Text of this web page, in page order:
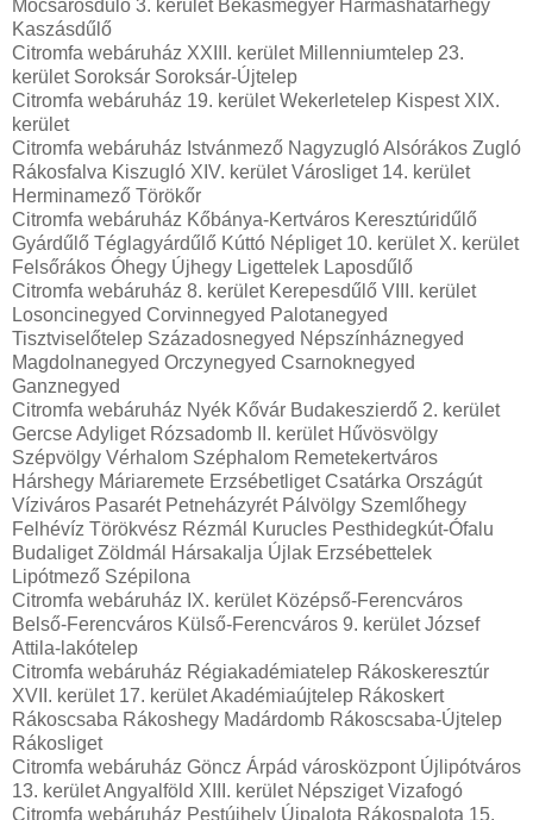
Mocsárosdűlő 3. kerület Békásmegyer Hármashatárhegy
Kaszásdűlő
Citromfa webáruház XXIII. kerület Millenniumtelep 23.
kerület Soroksár Soroksár-Újtelep
Citromfa webáruház 19. kerület Wekerletelep Kispest XIX.
kerület
Citromfa webáruház Istvánmező Nagyzugló Alsórákos Zugló
Rákosfalva Kiszugló XIV. kerület Városliget 14. kerület
Herminamező Törökőr
Citromfa webáruház Kőbánya-Kertváros Keresztúridűlő
Gyárdűlő Téglagyárdűlő Kúttó Népliget 10. kerület X. kerület
Felsőrákos Óhegy Újhegy Ligettelek Laposdűlő
Citromfa webáruház 8. kerület Kerepesdűlő VIII. kerület
Losoncinegyed Corvinnegyed Palotanegyed
Tisztviselőtelep Századosnegyed Népszínháznegyed
Magdolnanegyed Orczynegyed Csarnoknegyed
Ganznegyed
Citromfa webáruház Nyék Kővár Budakeszierdő 2. kerület
Gercse Adyliget Rózsadomb II. kerület Hűvösvölgy
Szépvölgy Vérhalom Széphalom Remetekertváros
Hárshegy Máriaremete Erzsébetliget Csatárka Országút
Víziváros Pasarét Petneházyrét Pálvölgy Szemlőhegy
Felhévíz Törökvész Rézmál Kurucles Pesthidegkút-Ófalu
Budaliget Zöldmál Hársakalja Újlak Erzsébettelek
Lipótmező Szépilona
Citromfa webáruház IX. kerület Középső-Ferencváros
Belső-Ferencváros Külső-Ferencváros 9. kerület József
Attila-lakótelep
Citromfa webáruház Régiakadémiatelep Rákoskeresztúr
XVII. kerület 17. kerület Akadémiaújtelep Rákoskert
Rákoscsaba Rákoshegy Madárdomb Rákoscsaba-Újtelep
Rákosliget
Citromfa webáruház Göncz Árpád városközpont Újlipótváros
13. kerület Angyalföld XIII. kerület Népsziget Vizafogó
Citromfa webáruház Pestújhely Újpalota Rákospalota 15.